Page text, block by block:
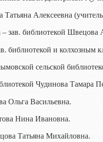
Татьяна Алексеевна
– зав. библиотекой Швецова
библиотекой и
сельской
Чудинова Тамара
Ольга Васильевна.
Нина Ивановна.
Татьяна Михайловна.